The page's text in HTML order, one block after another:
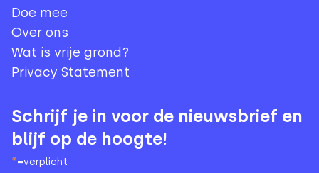
Doe mee
Over ons
Wat is vrije grond?
Privacy Statement
Schrijf je in voor de nieuwsbrief en
blijf op de hoogte!
*=verplicht